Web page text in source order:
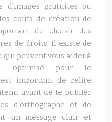
d’images gratuites ou
coûts de création de
de choisir des
de droits. Il existe de
peuvent vous aider à
optimisé pour le
est important de relire
avant de le publier
d’orthographe et de
un message clair et